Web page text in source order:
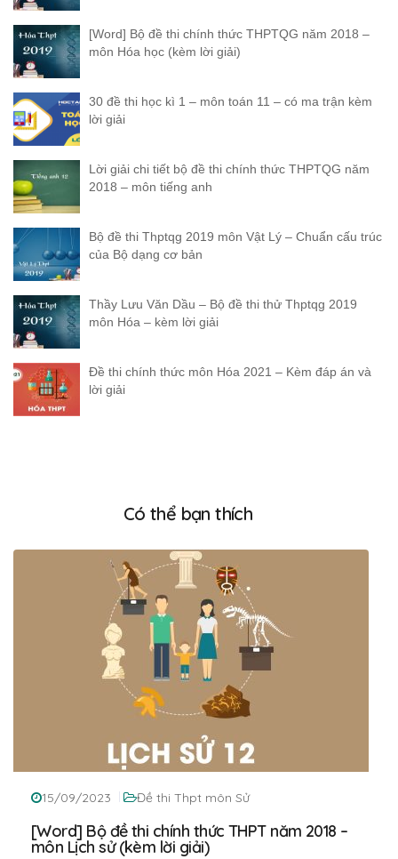
[Word] Bộ đề thi chính thức THPTQG năm 2018 –
môn Hóa học (kèm lời giải)
30 đề thi học kì 1 – môn toán 11 – có ma trận kèm
lời giải
Lời giải chi tiết bộ đề thi chính thức THPTQG năm
2018 – môn tiếng anh
Bộ đề thi Thptqg 2019 môn Vật Lý – Chuẩn cấu trúc
của Bộ dạng cơ bản
Thầy Lưu Văn Dầu – Bộ đề thi thử Thptqg 2019
môn Hóa – kèm lời giải
Đề thi chính thức môn Hóa 2021 – Kèm đáp án và
lời giải
Có thể bạn thích
15/09/2023 Đề thi Thpt môn Sử
[Word] Bộ đề thi chính thức THPT năm 2018 –
môn Lịch sử (kèm lời giải)